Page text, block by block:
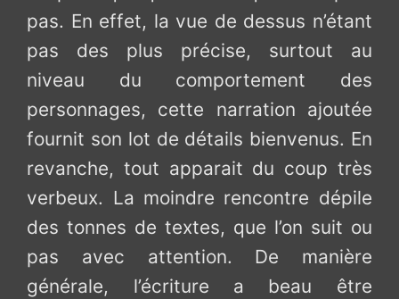
pas. En effet, la vue de dessus n’étant
pas des plus précise, surtout au
niveau du comportement des
personnages, cette narration ajoutée
fournit son lot de détails bienvenus. En
revanche, tout apparait du coup très
verbeux. La moindre rencontre dépile
des tonnes de textes, que l’on suit ou
pas avec attention. De manière
générale, l’écriture a beau être